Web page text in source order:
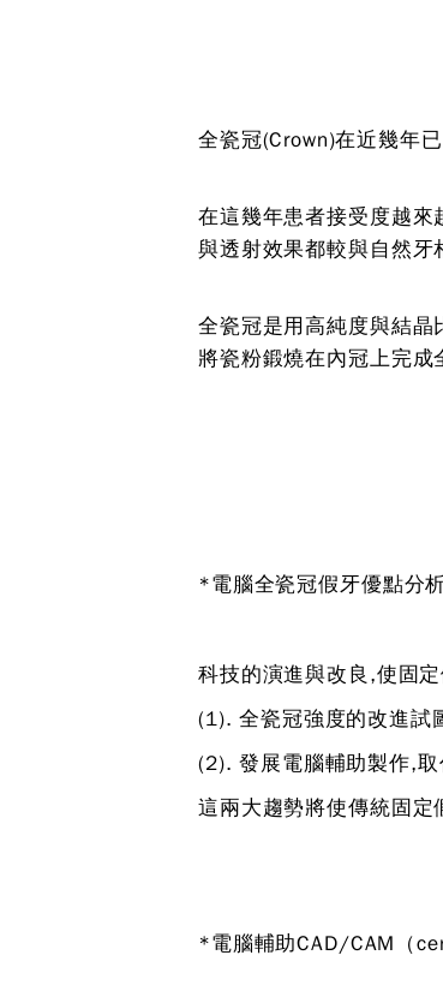
全瓷冠(Crown)在近幾年
在這幾年患者接受度越
與透射效果都較與自然牙
全瓷冠是用高純度與結
將瓷粉鍛燒在內冠上完成
*電腦全瓷冠假牙優點分
科技的演進與改良,使固
(1). 全瓷冠強度的改進試
(2). 發展電腦輔助製作,
這兩大趨勢將使傳統固定
*電腦輔助CAD/CAM（